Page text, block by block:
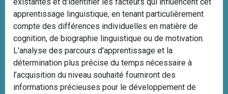
existantes et d'identifier les facteurs qui influencent cet
apprentissage linguistique, en tenant particulièrement
compte des différences individuelles en matière de
cognition, de biographie linguistique ou de motivation.
L'analyse des parcours d'apprentissage et la
détermination plus précise du temps nécessaire à
l’acquisition du niveau souhaité fourniront des
informations précieuses pour le développement de